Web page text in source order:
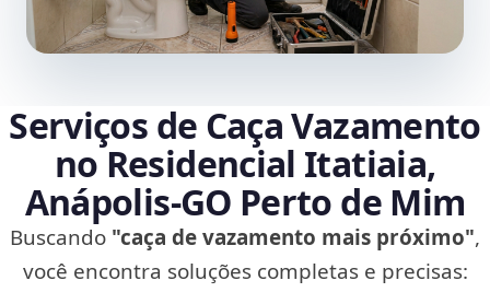
Serviços de Caça Vazamento
no Residencial Itatiaia,
Anápolis‑GO Perto de Mim
Buscando "caça de vazamento mais próximo",
você encontra soluções completas e precisas: